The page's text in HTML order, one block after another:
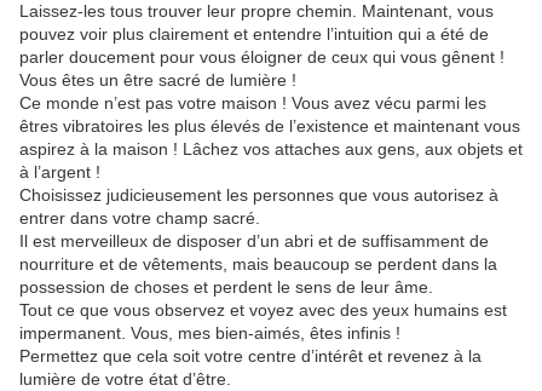
Laissez-les tous trouver leur propre chemin. Maintenant, vous
pouvez voir plus clairement et entendre l’intuition qui a été de
parler doucement pour vous éloigner de ceux qui vous gênent !
Vous êtes un être sacré de lumière !
Ce monde n’est pas votre maison ! Vous avez vécu parmi les
êtres vibratoires les plus élevés de l’existence et maintenant vous
aspirez à la maison ! Lâchez vos attaches aux gens, aux objets et
à l’argent !
Choisissez judicieusement les personnes que vous autorisez à
entrer dans votre champ sacré.
Il est merveilleux de disposer d’un abri et de suffisamment de
nourriture et de vêtements, mais beaucoup se perdent dans la
possession de choses et perdent le sens de leur âme.
Tout ce que vous observez et voyez avec des yeux humains est
impermanent. Vous, mes bien-aimés, êtes infinis !
Permettez que cela soit votre centre d’intérêt et revenez à la
lumière de votre état d’être.